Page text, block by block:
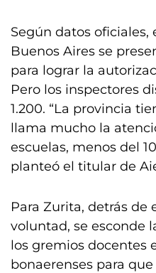
Según datos oficiales,
Buenos Aires se
para lograr la
Pero los inspectores
1.200. “La provincia
llama mucho la
escuelas, menos del
planteó el titular de
Para Zurita, detrás de
voluntad, se esconde
los gremios docentes
bonaerenses para